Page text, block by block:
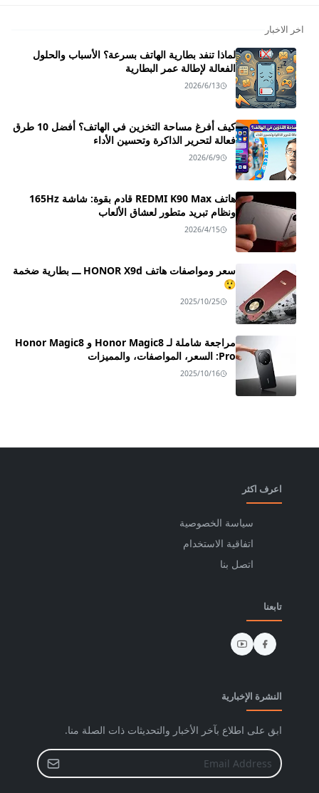
اخر الاخبار
لماذا تنفد بطارية الهاتف بسرعة؟ الأسباب والحلول
الفعالة لإطالة عمر البطارية
2026/6/13
كيف أفرغ مساحة التخزين في الهاتف؟ أفضل 10 طرق
فعالة لتحرير الذاكرة وتحسين الأداء
2026/6/9
هاتف REDMI K90 Max قادم بقوة: شاشة 165Hz
ونظام تبريد متطور لعشاق الألعاب
2026/4/15
سعر ومواصفات هاتف HONOR X9d ـــ بطارية ضخمة
😲
2025/10/25
مراجعة شاملة لـ Honor Magic8 و Honor Magic8
Pro: السعر، المواصفات، والمميزات
2025/10/16
اعرف اكثر
سياسة الخصوصية
اتفاقية الاستخدام
اتصل بنا
تابعنا
النشرة الإخبارية
ابق على اطلاع بآخر الأخبار والتحديثات ذات الصلة منا.